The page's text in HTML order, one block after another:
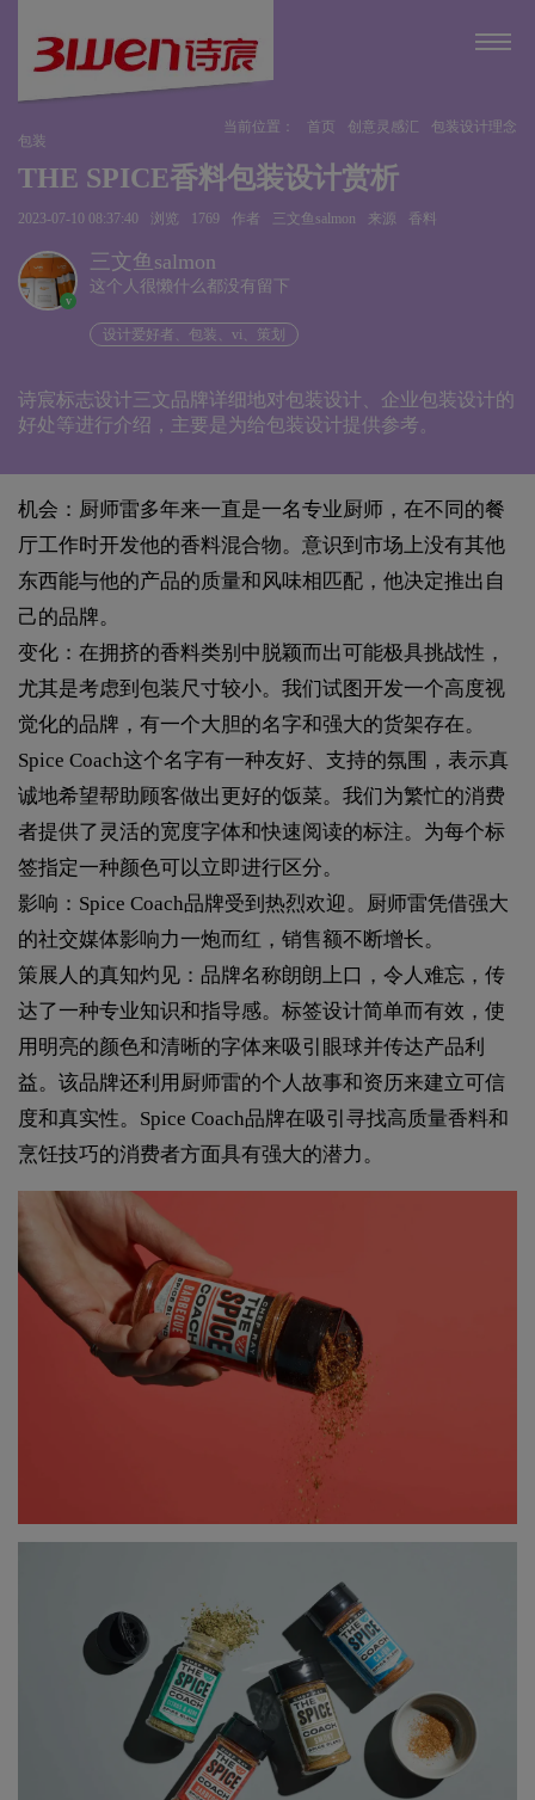
当前位置： 首页 创意灵感汇
包装设计理念
包装
THE SPICE香料包装设计赏析
2023-07-10 08:37:40 浏览 1769 作者 三文鱼salmon 来源 香料
v
三文鱼salmon
这个人很懒什么都没有留下
设计爱好者、包装、vi、策划
诗宸标志设计三文品牌详细地对包装设计、企业包装设计的
好处等进行介绍，主要是为给包装设计提供参考。
机会：厨师雷多年来一直是一名专业厨师，在不同的餐
厅工作时开发他的香料混合物。意识到市场上没有其他
东西能与他的产品的质量和风味相匹配，他决定推出自
己的品牌。
变化：在拥挤的香料类别中脱颖而出可能极具挑战性，
尤其是考虑到包装尺寸较小。我们试图开发一个高度视
觉化的品牌，有一个大胆的名字和强大的货架存在。
Spice Coach这个名字有一种友好、支持的氛围，表示真
诚地希望帮助顾客做出更好的饭菜。我们为繁忙的消费
者提供了灵活的宽度字体和快速阅读的标注。为每个标
签指定一种颜色可以立即进行区分。
影响：Spice Coach品牌受到热烈欢迎。厨师雷凭借强大
的社交媒体影响力一炮而红，销售额不断增长。
策展人的真知灼见：品牌名称朗朗上口，令人难忘，传
达了一种专业知识和指导感。标签设计简单而有效，使
用明亮的颜色和清晰的字体来吸引眼球并传达产品利
益。该品牌还利用厨师雷的个人故事和资历来建立可信
度和真实性。Spice Coach品牌在吸引寻找高质量香料和
烹饪技巧的消费者方面具有强大的潜力。